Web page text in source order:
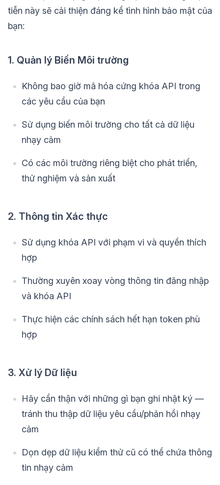
tiễn này sẽ cải thiện đáng kể tình hình bảo mật của
bạn:
1. Quản lý Biến Môi trường
Không bao giờ mã hóa cứng khóa API trong
các yêu cầu của bạn
Sử dụng biến môi trường cho tất cả dữ liệu
nhạy cảm
Có các môi trường riêng biệt cho phát triển,
thử nghiệm và sản xuất
2. Thông tin Xác thực
Sử dụng khóa API với phạm vi và quyền thích
hợp
Thường xuyên xoay vòng thông tin đăng nhập
và khóa API
Thực hiện các chính sách hết hạn token phù
hợp
3. Xử lý Dữ liệu
Hãy cẩn thận với những gì bạn ghi nhật ký —
tránh thu thập dữ liệu yêu cầu/phản hồi nhạy
cảm
Dọn dẹp dữ liệu kiểm thử cũ có thể chứa thông
tin nhạy cảm